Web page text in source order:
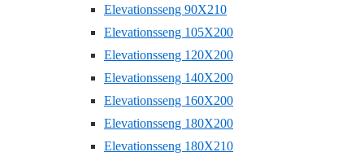
Elevationsseng 90X210
Elevationsseng 105X200
Elevationsseng 120X200
Elevationsseng 140X200
Elevationsseng 160X200
Elevationsseng 180X200
Elevationsseng 180X210